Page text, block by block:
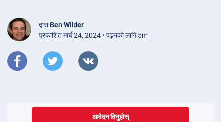
द्वाराBen Wilder
प्रकाशित मार्च 24, 2024 • पढ्नको लागि 5m
आवेदन दिनुहोस्